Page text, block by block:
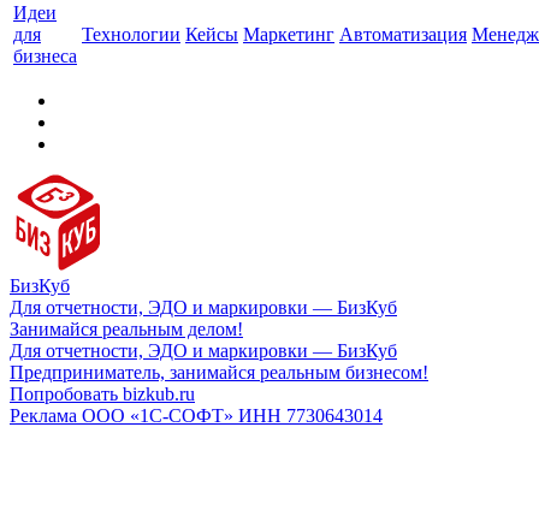
Идеи
для
бизнеса
Технологии Кейсы Маркетинг Автоматизация
БизКуб
Для отчетности, ЭДО и маркировки — БизКуб
Занимайся реальным делом!
Для отчетности, ЭДО и маркировки — БизКуб
Предприниматель, занимайся реальным бизнесом!
Попробовать bizkub.ru
Реклама ООО «1С-СОФТ» ИНН 7730643014